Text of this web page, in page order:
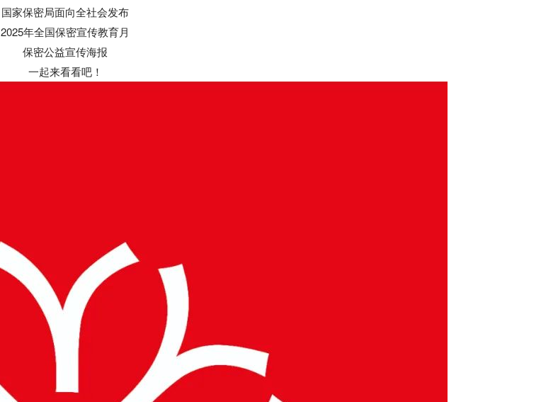
国家保密局面向全社会发布
2025年全国保密宣传教育月
保密公益宣传海报
一起来看看吧！